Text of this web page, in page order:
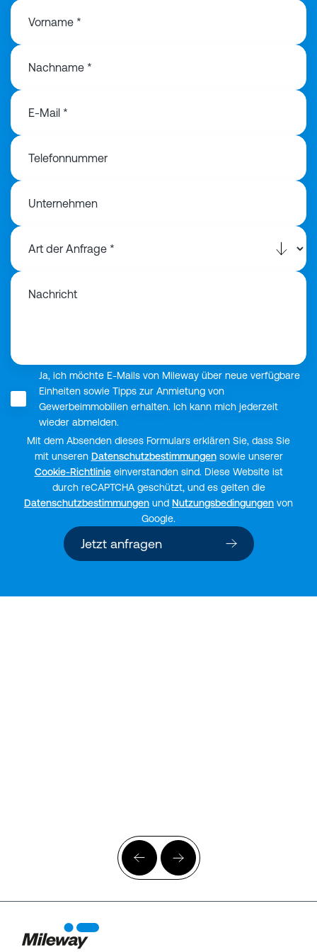
Vorname *
Nachname *
E-Mail *
Telefonnummer
Unternehmen
Nachricht
Ja, ich möchte E-Mails von Mileway über neue verfügbare
Einheiten sowie Tipps zur Anmietung von
Gewerbeimmobilien erhalten. Ich kann mich jederzeit
wieder abmelden.
Mit dem Absenden dieses Formulars erklären Sie, dass Sie
mit unseren Datenschutzbestimmungensowie unserer
Cookie-Richtlinieeinverstanden sind. Diese Website ist
durch reCAPTCHA geschützt, und es gelten die
Datenschutzbestimmungen und Nutzungsbedingungen von
Google.
Jetzt anfragen